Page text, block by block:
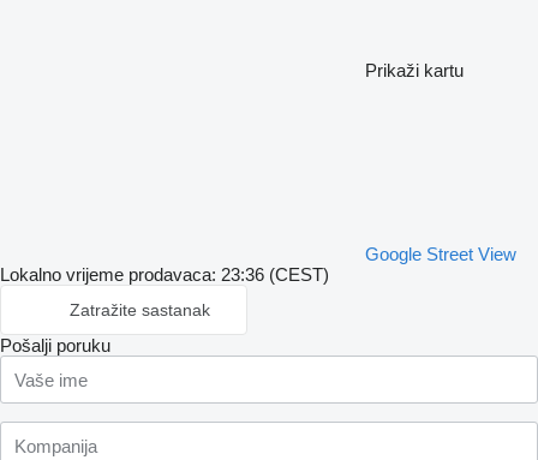
Prikaži kartu
Google Street View
Lokalno vrijeme prodavaca: 23:36 (CEST)
Zatražite sastanak
Pošalji poruku